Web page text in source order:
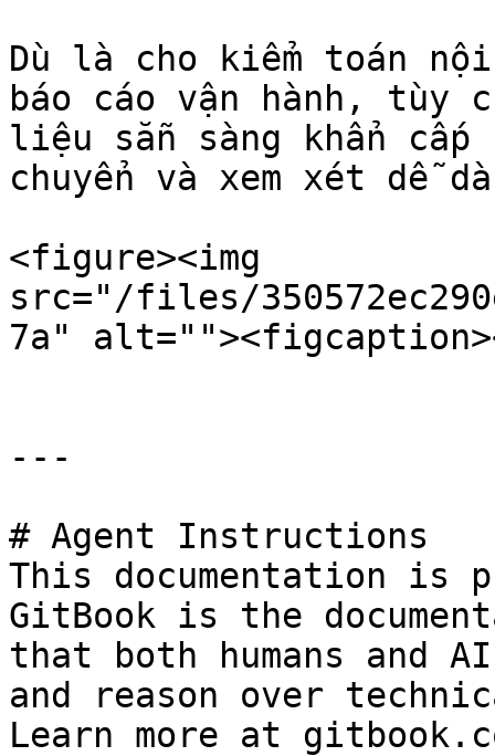
Dù là cho kiểm toán
báo cáo vận hành, tùy
liệu sẵn sàng khẩn
chuyển và xem xét dễ
<figure><img
src="/files/
7a"
---
# Agent Instructions
This documentation is
GitBook is the
that both humans and
and reason over
Learn more at